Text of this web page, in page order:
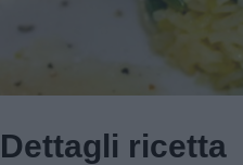
Dettagli ricetta